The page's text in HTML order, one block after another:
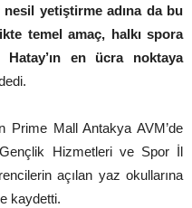
nesil yetiştirme adına da bu
temel amaç, halkı spora
en ücra noktaya
Prime Mall Antakya AVM’de
Hizmetleri ve Spor İl
açılan yaz okullarına
kaydetti.